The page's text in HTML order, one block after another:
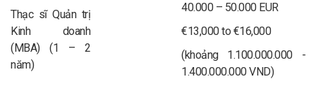
Thạc sĩ Quản trị
Kinh doanh
(MBA) (1 – 2
năm)
40.000 – 50.000 EUR
€13,000 to €16,000
(khoảng 1.100.000.000 -
1.400.000.000 VND)